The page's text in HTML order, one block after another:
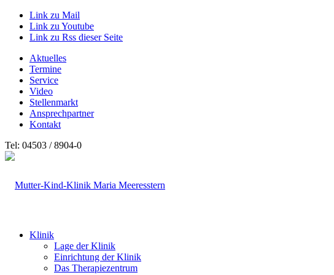
Link zu Mail
Link zu Youtube
Link zu Rss dieser Seite
Aktuelles
Termine
Service
Video
Stellenmarkt
Ansprechpartner
Kontakt
Tel: 04503 / 8904-0
Klinik
Lage der Klinik
Einrichtung der Klinik
Das Therapiezentrum